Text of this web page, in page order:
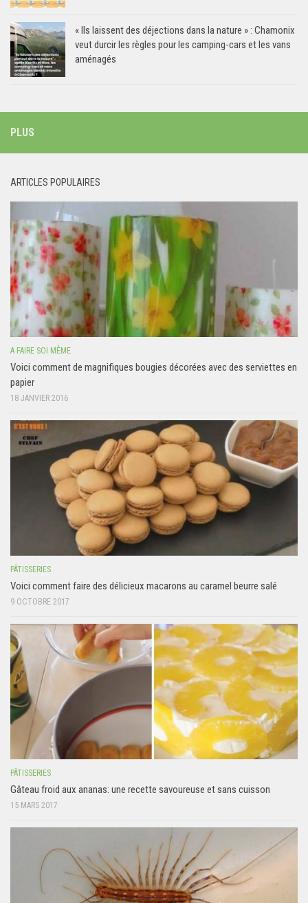
« Ils laissent des déjections dans la nature » : Chamonix
veut durcir les règles pour les camping-cars et les vans
aménagés
PLUS
ARTICLES POPULAIRES
A FAIRE SOI MÊME
Voici comment de magnifiques bougies décorées avec des serviettes en
papier
18 JANVIER 2016
PÂTISSERIES
Voici comment faire des délicieux macarons au caramel beurre salé
9 OCTOBRE 2017
PÂTISSERIES
Gâteau froid aux ananas: une recette savoureuse et sans cuisson
15 MARS 2017